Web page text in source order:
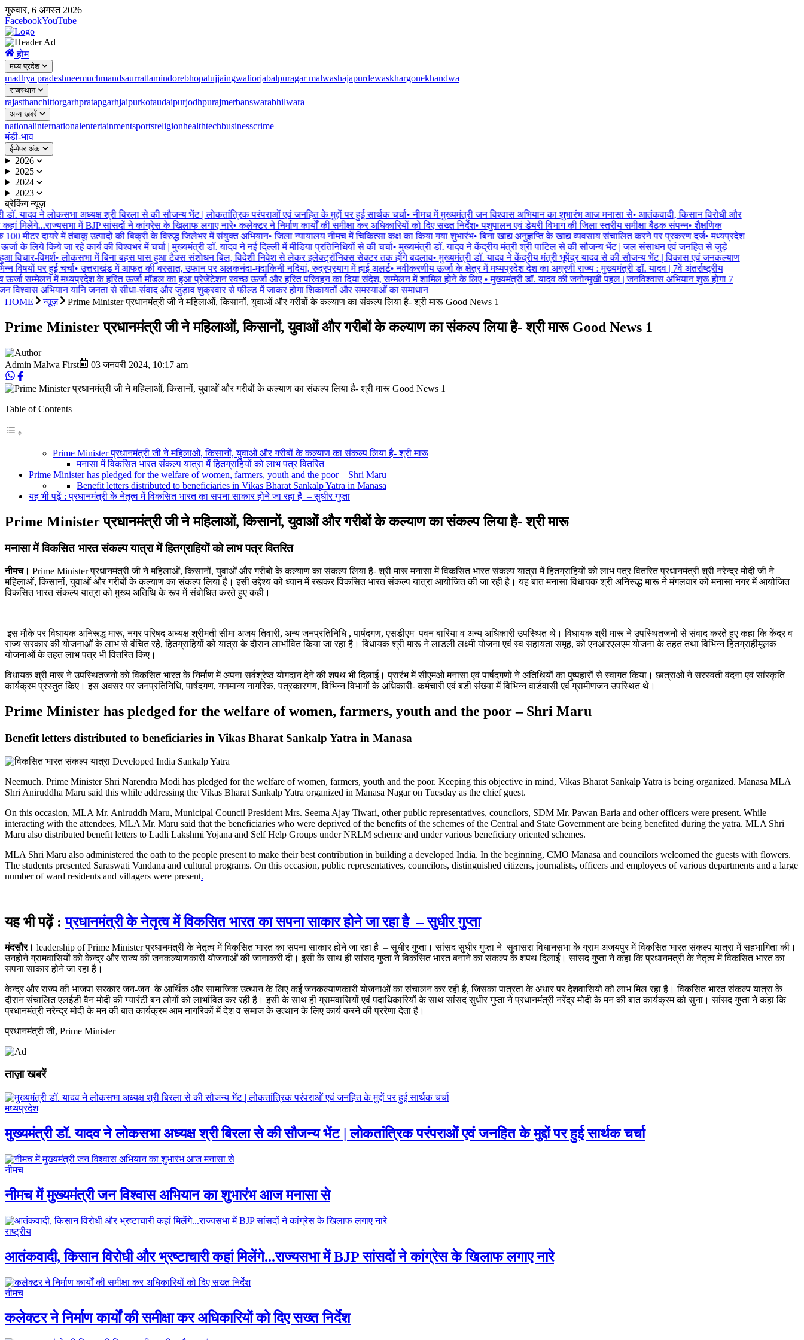
गुरुवार, 6 अगस्त 2026
FacebookYouTube
होम
मध्य प्रदेश
madhya pradeshneemuchmandsaurratlamindorebhopalujjaingwaliorjabalpuragar malwashajapurdewaskhargonekhandwa
राजस्थान
rajasthanchittorgarhpratapgarhjaipurkotaudaipurjodhpurajmerbanswarabhilwara
अन्य खबरें
nationalinternationalentertainmentsportsreligionhealthtechbusinesscrime
मंडी-भाव
ई-पेपर अंक
2026
2025
2024
2023
ब्रेकिंग न्यूज़
यादव ने लोकसभा अध्यक्ष श्री बिरला से की सौजन्य भेंट | लोकतांत्रिक परंपराओं एवं जनहित के मुद्दों पर हुई सार्थक चर्चा•नीमच में मुख्यमंत्री जन विश्वास अभियान का शुभारंभ आज मनासा से•आतंकवादी, किसान विरोधी और
कहां मिलेंगे...राज्यसभा में BJP सांसदों ने कांग्रेस के खिलाफ लगाए नारे•कलेक्टर ने निर्माण कार्यों की समीक्षा कर अधिकारियों को दिए सख्त निर्देश•पशुपालन एवं डेयरी विभाग की जिला स्तरीय समीक्षा बैठक संपन्न•शैक्षणिक
मीटर दायरे में तंबाकू उत्पादों की बिक्री के विरुद्ध जिलेभर में संयुक्त अभियान•जिला न्यायालय नीमच में चिकित्सा कक्ष का किया गया शुभारंभ•बिना खाद्य अनुज्ञप्ति के खाद्य व्यवसाय संचालित करने पर प्रकरण दर्ज•मध्यप्रदेश
के लिये किये जा रहे कार्य की विश्वभर में चर्चा | मुख्यमंत्री डॉ. यादव ने नई दिल्ली में मीडिया प्रतिनिधियों से की चर्चा•मुख्यमंत्री डॉ. यादव ने केंद्रीय मंत्री श्री पाटिल से की सौजन्य भेंट | जल संसाधन एवं जनहित से जुड़े
विचार-विमर्श•लोकसभा में बिना बहस पास हुआ टैक्स संशोधन बिल, विदेशी निवेश से लेकर इलेक्ट्रॉनिक्स सेक्टर तक होंगे बदलाव•मुख्यमंत्री डॉ. यादव ने केंद्रीय मंत्री भूपेंद्र यादव से की सौजन्य भेंट | विकास एवं जनकल्याण
विषयों पर हुई चर्चा•उत्तराखंड में आफत की बरसात, उफान पर अलकनंदा-मंदाकिनी नदियां, रुद्रप्रयाग में हाई अलर्ट•नवीकरणीय ऊर्जा के क्षेत्र में मध्यप्रदेश देश का अग्रणी राज्य : मुख्यमंत्री डॉ. यादव | 7वें अंतर्राष्ट्रीय
सम्मेलन में मध्यप्रदेश के हरित ऊर्जा मॉडल का हुआ प्रेजेंटेशन स्वच्छ ऊर्जा और हरित परिवहन का दिया संदेश, सम्मेलन में शामिल होने के लिए• मुख्यमंत्री डॉ. यादव की जनोन्मुखी पहल | जनविश्वास अभियान शुरू होगा 7
अभियान यानि जनता से सीधा-संवाद और जुड़ाव शुक्रवार से फील्ड में जाकर होगा शिकायतों और समस्याओं का समाधान
HOME
न्यूज़ Prime Minister प्रधानमंत्री जी ने महिलाओं, किसानों, युवाओं और गरीबों के कल्‍याण का संकल्‍प लिया है- श्री मारू Good News 1
Prime Minister प्रधानमंत्री जी ने महिलाओं, किसानों, युवाओं और गरीबों के कल्‍याण का संकल्‍प लिया है- श्री मारू Good News 1
Admin Malwa First 03 जनवरी 2024, 10:17 am
Table of Contents
Prime Minister प्रधानमंत्री जी ने महिलाओं, किसानों, युवाओं और गरीबों के कल्‍याण का संकल्‍प लिया है- श्री मारू
मनासा में विकसित भारत संकल्‍प यात्रा में हितग्राहियों को लाभ पत्र वितरित
Prime Minister has pledged for the welfare of women, farmers, youth and the poor – Shri Maru
Benefit letters distributed to beneficiaries in Vikas Bharat Sankalp Yatra in Manasa
यह भी पढ़ें : प्रधानमंत्री के नेतृत्व में विकसित भारत का सपना साकार होने जा रहा है – सुधीर गुप्ता
Prime Minister प्रधानमंत्री जी ने महिलाओं,किसानों,युवाओं और गरीबों के कल्‍याण का संकल्‍प लिया है- श्री मारू
मनासा में विकसित भारत संकल्‍प यात्रा में हितग्राहियों को लाभ पत्र वितरित
नीमच। Prime Minister प्रधानमंत्री जी ने महिलाओं, किसानों, युवाओं और गरीबों के कल्‍याण का संकल्‍प लिया है- श्री मारू मनासा में विकसित भारत संकल्‍प यात्रा में हितग्राहियों को लाभ पत्र वितरित प्रधानमंत्री श्री नरेन्‍द्र मोदी जी ने
महिलाओं, किसानों, युवाओं और गरीबों के कल्‍याण का संकल्‍प लिया है। इसी उद्देश्‍य को ध्‍यान में रखकर विकसित भारत संकल्‍प यात्रा आयोजित की जा रही है। यह बात मनासा विधायक श्री अनिरूद्ध मारू ने मंगलवार को मनासा नगर में आयोजित
विकसित भारत संकल्‍प यात्रा को मुख्‍य अतिथि के रूप में संबोधित करते हुए कही।
इस मौके पर विधायक अनिरूद्ध मारू, नगर परिषद अध्‍यक्ष श्रीमती सीमा अजय तिवारी, अन्‍य जनप्रतिनिधि , पार्षदगण, एसडीएम पवन बारिया व अन्‍य अधिकारी उपस्थित थे। विधायक श्री मारू ने उपस्थितजनों से संवाद करते हुए कहा कि केंद्र व
राज्‍य सरकार की योजनाओं के लाभ से वंचित रहे, हितग्राहियों को यात्रा के दौरान लाभांवित किया जा रहा है। विधायक श्री मारू ने लाडली लक्ष्‍मी योजना एवं स्‍व सहायता समूह, को एनआरएलएम योजना के तहत तथा विभिन्‍न हितग्राहीमूलक
योजनाओं के तहत लाभ पत्र भी वितरित किए।
विधायक श्री मारू ने उपस्थितजनों को विकसित भारत के निर्माण में अपना सर्वश्रेष्‍ठ योगदान देने की शपथ भी दिलाई। प्रारंभ में सीएमओ मनासा एवं पार्षदगणों ने अतिथियों का पुष्‍पहारों से स्‍वागत किया। छात्राओं ने सरस्‍वती वंदना एवं सांस्‍कृति
कार्यक्रम प्रस्‍तुत किए। इस अवसर पर जनप्रतिनिधि, पार्षदगण, गणमान्‍य नागरिक, पत्रकारगण, विभिन्‍न विभागों के अधिकारी- कर्मचारी एवं बडी संख्‍या में विभिन्‍न वार्डवासी एवं ग्रामीणजन उपस्थित थे।
Prime Minister has pledged for the welfare of women, farmers, youth and the poor – Shri Maru
Benefit letters distributed to beneficiaries in Vikas Bharat Sankalp Yatra in Manasa
Neemuch. Prime Minister Shri Narendra Modi has pledged for the welfare of women, farmers, youth and the poor. Keeping this objective in mind, Vikas Bharat Sankalp Yatra is being organized. Manasa MLA
Shri Aniruddha Maru said this while addressing the Vikas Bharat Sankalp Yatra organized in Manasa Nagar on Tuesday as the chief guest.
On this occasion, MLA Mr. Aniruddh Maru, Municipal Council President Mrs. Seema Ajay Tiwari, other public representatives, councilors, SDM Mr. Pawan Baria and other officers were present. While
interacting with the attendees, MLA Mr. Maru said that the beneficiaries who were deprived of the benefits of the schemes of the Central and State Government are being benefited during the yatra. MLA Shri
Maru also distributed benefit letters to Ladli Lakshmi Yojana and Self Help Groups under NRLM scheme and under various beneficiary oriented schemes.
MLA Shri Maru also administered the oath to the people present to make their best contribution in building a developed India. In the beginning, CMO Manasa and councilors welcomed the guests with flowers.
The students presented Saraswati Vandana and cultural programs. On this occasion, public representatives, councilors, distinguished citizens, journalists, officers and employees of various departments and a large
number of ward residents and villagers were present.
यह भी पढ़ें :प्रधानमंत्री के नेतृत्व में विकसित भारत का सपना साकार होने जा रहा है – सुधीर गुप्ता
मंदसौर। leadership of Prime Minister प्रधानमंत्री के नेतृत्व में विकसित भारत का सपना साकार होने जा रहा है – सुधीर गुप्ता। सांसद सुधीर गुप्ता ने सुवासरा विधानसभा के ग्राम अजयपुर में विकसित भारत संकल्प यात्रा में सहभागिता की।
उनहोने ग्रामवासियों को केन्द्र और राज्य की जनकल्याणकारी योजनाओं की जानाकरी दी। इसी के साथ ही सांसद गुप्ता ने विकसित भारत बनाने का संकल्प के शपथ दिलाई। सांसद गुप्ता ने कहा कि प्रधानमंत्री के नेतृत्व में विकसित भारत का
सपना साकार होने जा रहा है।
केन्द्र और राज्य की भाजपा सरकार जन-जन के आर्थिक और सामाजिक उत्थान के लिए कई जनकल्याणकारी योजनाओं का संचालन कर रही है, जिसका पात्रता के अधार पर देशवासियो को लाभ मिल रहा है। विकसित भारत संकल्प यात्रा के
दौरान संचालित एलईडी वैन मोदी की ग्यारंटी बन लोगों को लाभांवित कर रही है। इसी के साथ ही ग्रामवासियों एवं पदाधिकारियों के साथ सांसद सुधीर गुप्ता ने प्रधानमंत्री नरेंद्र मोदी के मन की बात कार्यक्रम को सुना। सांसद गुप्ता ने कहा कि
प्रधानमंत्री नरेन्द्र मोदी के मन की बात कार्यक्रम आम नागरिकों में देश व समाज के उत्थान के लिए कार्य करने की प्ररेणा देता है।
प्रधानमंत्री जी, Prime Minister
ताज़ा खबरें
मध्यप्रदेश
मुख्यमंत्री डॉ. यादव ने लोकसभा अध्यक्ष श्री बिरला से की सौजन्य भेंट | लोकतांत्रिक परंपराओं एवं जनहित के मुद्दों पर हुई सार्थक चर्चा
नीमच
नीमच में मुख्यमंत्री जन विश्वास अभियान का शुभारंभ आज मनासा से
राष्ट्रीय
आतंकवादी, किसान विरोधी और भ्रष्टाचारी कहां मिलेंगे...राज्यसभा में BJP सांसदों ने कांग्रेस के खिलाफ लगाए नारे
नीमच
कलेक्टर ने निर्माण कार्यों की समीक्षा कर अधिकारियों को दिए सख्त निर्देश